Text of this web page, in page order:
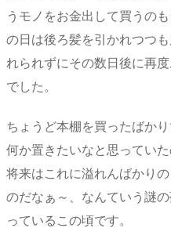
うモノをお金出して買うの
の日は後ろ髪を引かれつつ
れられずにその数日後に再
でした。
ちょうど本棚を買ったばか
何か置きたいなと思ってい
将来はこれに溢れんばかり
のだなぁ～、なんていう謎
っているこの頃です。